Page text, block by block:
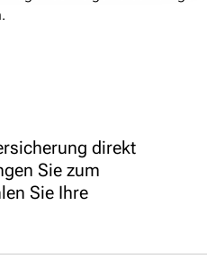
direkt
Sie zum
Sie Ihre